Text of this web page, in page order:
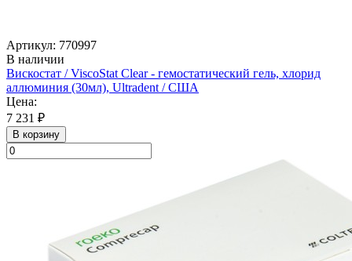
Артикул: 770997
В наличии
Вискостат / ViscoStat Clear - гемостатический гель, хлорид
аллюминия (30мл), Ultradent / США
Цена:
7 231 ₽
В корзину